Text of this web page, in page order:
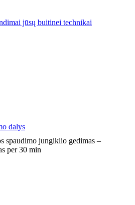
jūsų buitinei technikai
dalys
spaudimo jungiklio gedimas –
per 30 min